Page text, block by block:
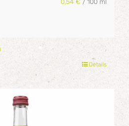
Details